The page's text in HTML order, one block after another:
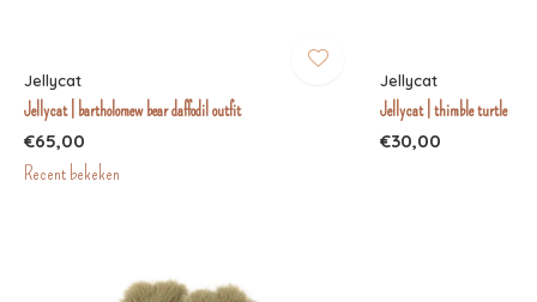
Jellycat
Jellycat | bartholomew bear daffodil outfit
€65,00
Jellycat
Jellycat | thimble turtle
€30,00
Recent bekeken